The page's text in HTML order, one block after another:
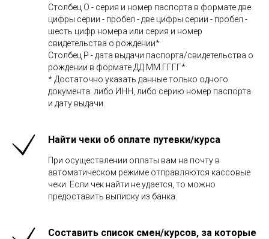
Столбец O - серия и номер паспорта в формате две
цифры серии - пробел - две цифры серии - пробел -
шесть цифр номера или серия и номер
свидетельства о рождении*
Столбец P - дата выдачи паспорта/свидетельства о
рождении в формате ДД.ММ.ГГГГ*
* Достаточно указать данные только одного
документа: либо ИНН, либо серию номер паспорта
и дату выдачи.
Найти чеки об оплате путевки/курса
При осуществлении оплаты вам на почту в
автоматическом режиме отправляются кассовые
чеки. Если чек найти не удается, то можно
предоставить выписку из банка.
Составить список смен/курсов, за которые